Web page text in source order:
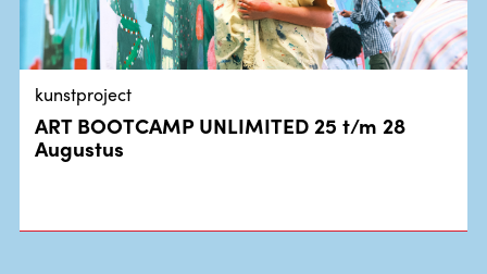
kunstproject
ART BOOTCAMP UNLIMITED 25 t/m 28
Augustus